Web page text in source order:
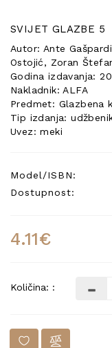
SVIJET GLAZBE 5
Autor: Ante
Ostojić, Zoran
Godina izdavanja:
Nakladnik: ALFA
Predmet: Glazbena
Tip izdanja:
Uvez: meki
Model/ISBN:
Dostupnost:
4.11€
Količina: :